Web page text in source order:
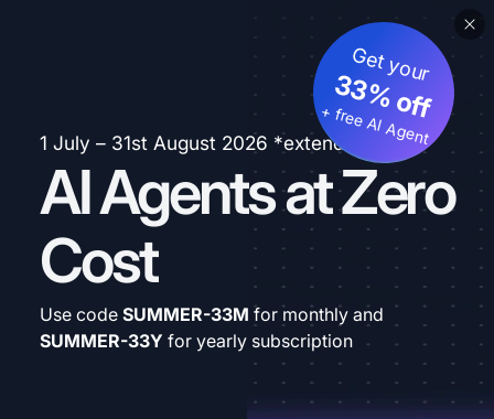
1 July – 31st August 2026 *extended
AI Agents at Zero
Cost
Get your
33% off
+ free AI Agent
Use code SUMMER-33M for monthly and
SUMMER-33Y for yearly subscription